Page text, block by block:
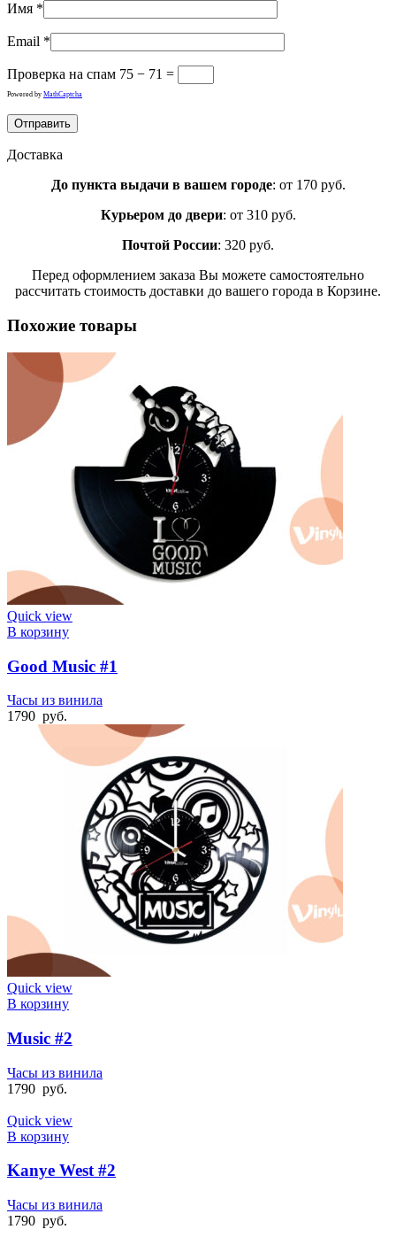
Имя *
Email *
Проверка на спам 75 − 71 =
Powered by MathCaptcha
Доставка
До пункта выдачи в вашем городе: от 170 руб.
Курьером до двери: от 310 руб.
Почтой России: 320 руб.
Перед оформлением заказа Вы можете самостоятельно
рассчитать стоимость доставки до вашего города в Корзине.
Похожие товары
Quick view
В корзину
Good Music #1
Часы из винила
1790 руб.
Quick view
В корзину
Music #2
Часы из винила
1790 руб.
Quick view
В корзину
Kanye West #2
Часы из винила
1790 руб.